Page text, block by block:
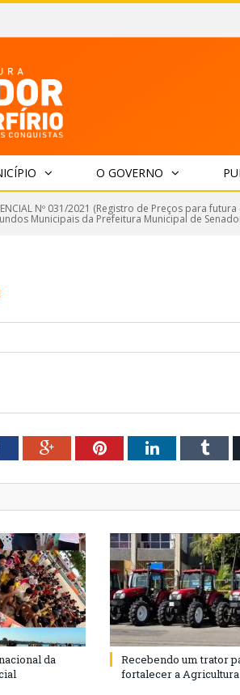
O GOVERNO
Nº 031/2021 (Registro de Preços para
Municipais da Prefeitura Municipal de
Google+PinterestLinkedIn
da
Recebendo um trator
fortalecer a Agricultura